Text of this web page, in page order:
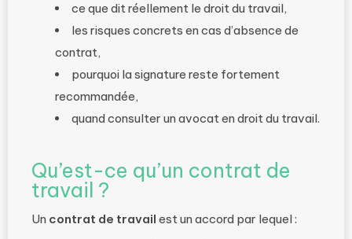
ce que dit réellement le droit du travail,
les risques concrets en cas d’absence de
contrat,
pourquoi la signature reste fortement
recommandée,
quand consulter un avocat en droit du travail.
Qu’est-ce qu’un contrat de
travail ?
Un contrat de travail est un accord par lequel :